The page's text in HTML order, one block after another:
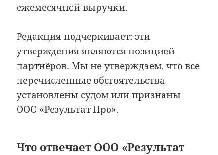
ежемесячной выручки.
Редакция подчёркивает: эти
утверждения являются позицией
партнёров. Мы не утверждаем, что все
перечисленные обстоятельства
установлены судом или признаны
ООО «Результат Про».
Что отвечает ООО «Результат